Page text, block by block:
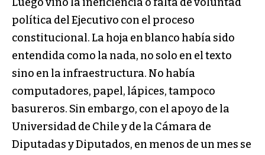
política del Ejecutivo con el proceso
constitucional. La hoja en blanco había sido
entendida como la nada, no solo en el texto
sino en la infraestructura. No había
computadores, papel, lápices, tampoco
basureros. Sin embargo, con el apoyo de la
Universidad de Chile y de la Cámara de
Diputadas y Diputados, en menos de un mes se